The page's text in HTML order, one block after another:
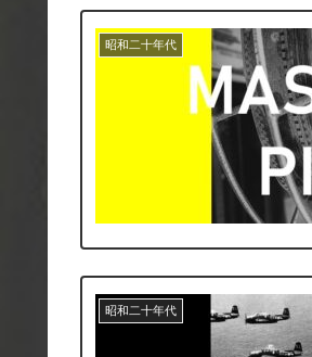
昭和二十年代
昭和二十年代